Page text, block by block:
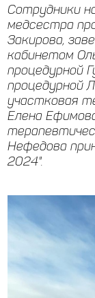
Сотрудники
медсестра
Закирова,
кабинетом
процедурной
процедурной
участковая
Елена
Нефедова
2024".